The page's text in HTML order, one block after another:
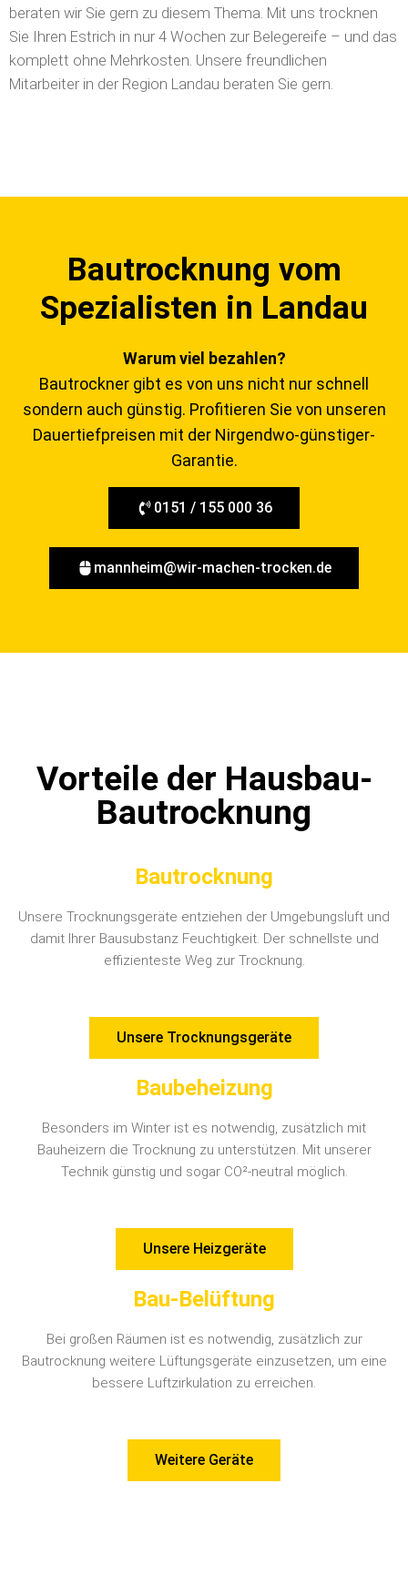
beraten wir Sie gern zu diesem Thema. Mit uns trocknen
Sie Ihren Estrich in nur 4 Wochen zur Belegereife – und das
komplett ohne Mehrkosten. Unsere freundlichen
Mitarbeiter in der Region Landau beraten Sie gern.
Bautrocknung vom
Spezialisten in Landau
Warum viel bezahlen?
Bautrockner gibt es von uns nicht nur schnell
sondern auch günstig. Profitieren Sie von unseren
Dauertiefpreisen mit der Nirgendwo-günstiger-
Garantie.
0151 / 155 000 36
mannheim@wir-machen-trocken.de
Vorteile der Hausbau-
Bautrocknung
Bautrocknung
Unsere Trocknungsgeräte entziehen der Umgebungsluft und
damit Ihrer Bausubstanz Feuchtigkeit. Der schnellste und
effizienteste Weg zur Trocknung.
Unsere Trocknungsgeräte
Baubeheizung
Besonders im Winter ist es notwendig, zusätzlich mit
Bauheizern die Trocknung zu unterstützen. Mit unserer
Technik günstig und sogar CO²-neutral möglich.
Unsere Heizgeräte
Bau-Belüftung
Bei großen Räumen ist es notwendig, zusätzlich zur
Bautrocknung weitere Lüftungsgeräte einzusetzen, um eine
bessere Luftzirkulation zu erreichen.
Weitere Geräte